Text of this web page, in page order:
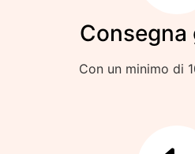
Consegna
Con un minimo di